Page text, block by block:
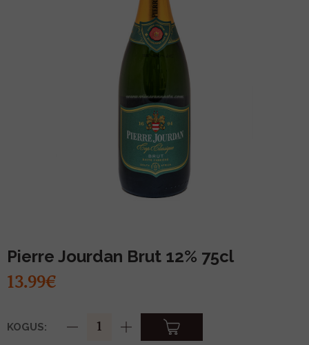
Pierre Jourdan Brut 12% 75cl
13.99€
KOGUS: